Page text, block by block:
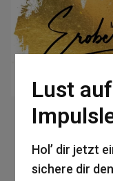
Expertin
Lust
Hol’ dir jetzt
sichere dir